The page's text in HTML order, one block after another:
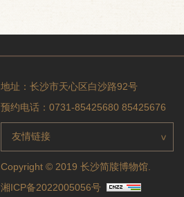
地址：长沙市天心区白沙路92号
预约电话：0731-85425680 85425676
友情链接 >
Copyright © 2019 长沙简牍博物馆.
湘ICP备2022005056号